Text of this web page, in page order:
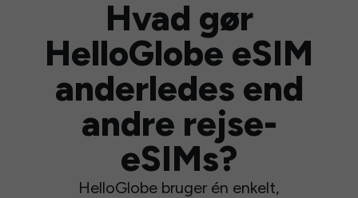
Hvad gør
HelloGlobe eSIM
anderledes end
andre rejse-
eSIMs?
HelloGlobe bruger én enkelt,